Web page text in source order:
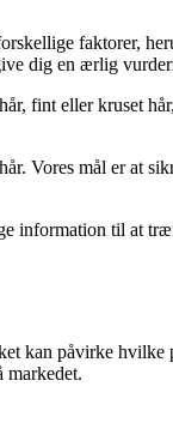
faktorer,
dig en ærlig
fint eller kruset
Vores mål er at
information til at
kan påvirke
markedet.